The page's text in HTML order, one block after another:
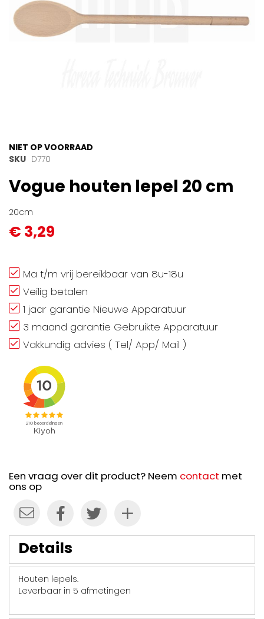
Ga
naar
begin
van
afbeeldingen-
gallerij
NIET OP VOORRAAD
SKU D770
Vogue houten lepel 20 cm
20cm
€ 3,29
Ma t/m vrij bereikbaar van 8u-18u
Veilig betalen
1 jaar garantie Nieuwe Apparatuur
3 maand garantie Gebruikte Apparatuur
Vakkundig advies ( Tel/ App/ Mail )
Een vraag over dit product? Neem contact met
ons op
Details
Houten lepels.
Leverbaar in 5 afmetingen